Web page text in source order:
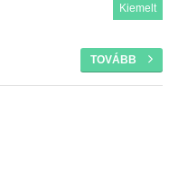
Kiemelt
TOVÁBB